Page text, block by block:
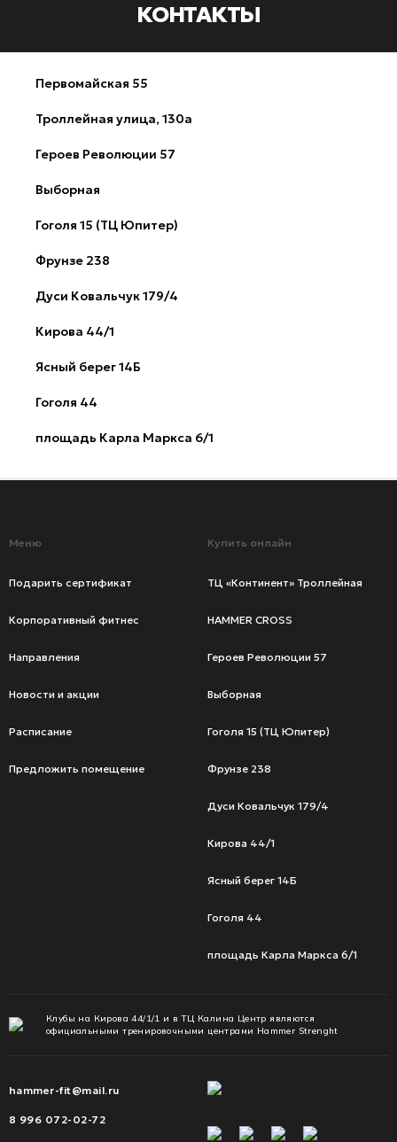
КОНТАКТЫ
Первомайская 55
​Троллейная улица, 130а
Героев Революции 57
Выборная
Гоголя 15 (ТЦ Юпитер)
Фрунзе 238
Дуси Ковальчук 179/4
Кирова 44/1
Ясный берег 14Б
Гоголя 44
площадь Карла Маркса 6/1
Меню
Подарить сертификат
Корпоративный фитнес
Направления
Новости и акции
Расписание
Предложить помещение
Купить онлайн
ТЦ «Континент» Троллейная
HAMMER CROSS
Героев Революции 57
Выборная
Гоголя 15 (ТЦ Юпитер)
Фрунзе 238
Дуси Ковальчук 179/4
Кирова 44/1
Ясный берег 14Б
Гоголя 44
площадь Карла Маркса 6/1
Клубы на Кирова 44/1/1 и в ТЦ Калина Центр являются
официальными тренировочными центрами Hammer Strenght
hammer-fit@mail.ru
8 996 072-02-72